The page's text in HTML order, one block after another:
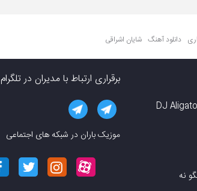
دانلود آهنگ شایان اشراقی
DJ
نه
برقراری ارتباط با مدیران در تلگرام
موزیک باران در شبکه های اجتماعی